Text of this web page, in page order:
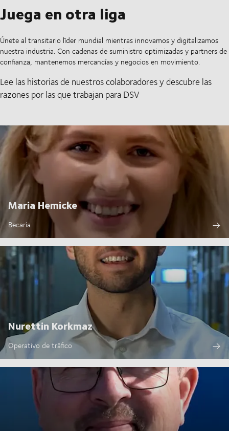
Juega en otra liga
Únete al transitario líder mundial mientras innovamos y digitalizamos
nuestra industria. Con cadenas de suministro optimizadas y partners de
confianza, mantenemos mercancías y negocios en movimiento.
Lee las historias de nuestros colaboradores y descubre las
razones por las que trabajan para DSV
Maria Hemicke
Becaria
Nurettin Korkmaz
Operativo de tráfico